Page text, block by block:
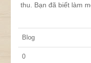
thu. Bạn đã biết làm
Blog
0